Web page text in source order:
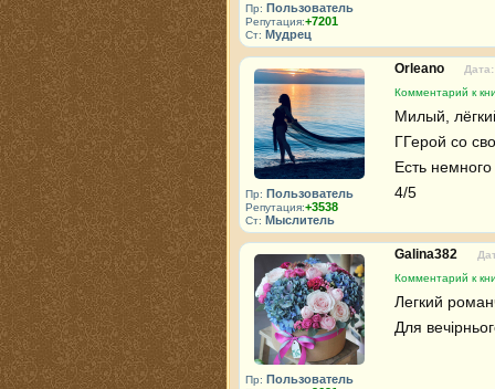
Пр: Пользователь
Репутация:+7201
Ст: Мудрец
Пр: Пользователь
Репутация:+3538
Ст: Мыслитель
Orleano
Комментарий к
Милый,
ГГерой со
Есть немного
4/5
Пр: Пользователь
Galina382
Комментарий к
Легкий
Для